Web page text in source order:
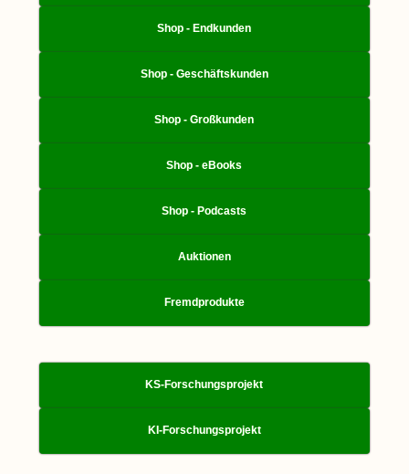
Shop - Endkunden
Shop - Geschäftskunden
Shop - Großkunden
Shop - eBooks
Shop - Podcasts
Auktionen
Fremdprodukte
KS-Forschungsprojekt
KI-Forschungsprojekt